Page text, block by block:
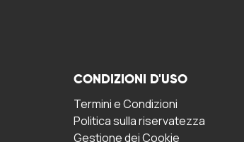
CONDIZIONI D'USO
Termini e Condizioni
Politica sulla riservatezza
Gestione dei Cookie